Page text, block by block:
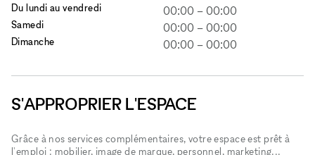
Du lundi au vendredi 00:00 – 00:00
Samedi 00:00 – 00:00
Dimanche 00:00 – 00:00
S'APPROPRIER L'ESPACE
Grâce à nos services complémentaires, votre espace est prêt à
l'emploi : mobilier, image de marque, personnel, marketing...